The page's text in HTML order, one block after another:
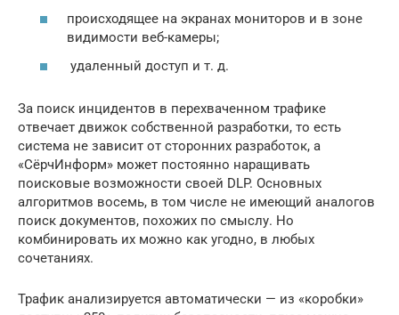
происходящее на экранах мониторов и в зоне
видимости веб-камеры;
удаленный доступ и т. д.
За поиск инцидентов в перехваченном трафике
отвечает движок собственной разработки, то есть
система не зависит от сторонних разработок, а
«СёрчИнформ» может постоянно наращивать
поисковые возможности своей DLP. Основных
алгоритмов восемь, в том числе не имеющий аналогов
поиск документов, похожих по смыслу. Но
комбинировать их можно как угодно, в любых
сочетаниях.
Трафик анализируется автоматически — из «коробки»